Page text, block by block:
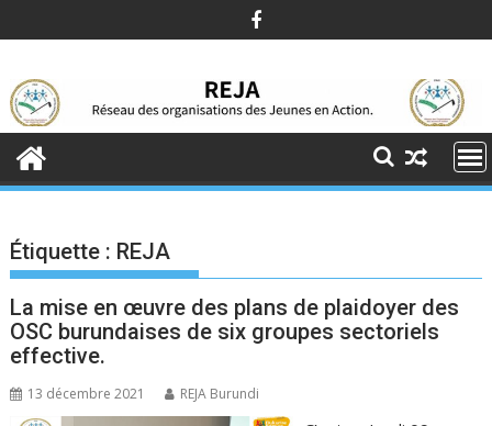
to
Étiquette : REJA
La mise en œuvre des plans de plaidoyer des
OSC burundaises de six groupes sectoriels
effective.
13 décembre 2021 REJA Burundi